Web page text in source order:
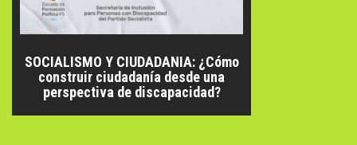
SOCIALISMO Y CIUDADANIA: ¿Cómo
construir ciudadanía desde una
perspectiva de discapacidad?